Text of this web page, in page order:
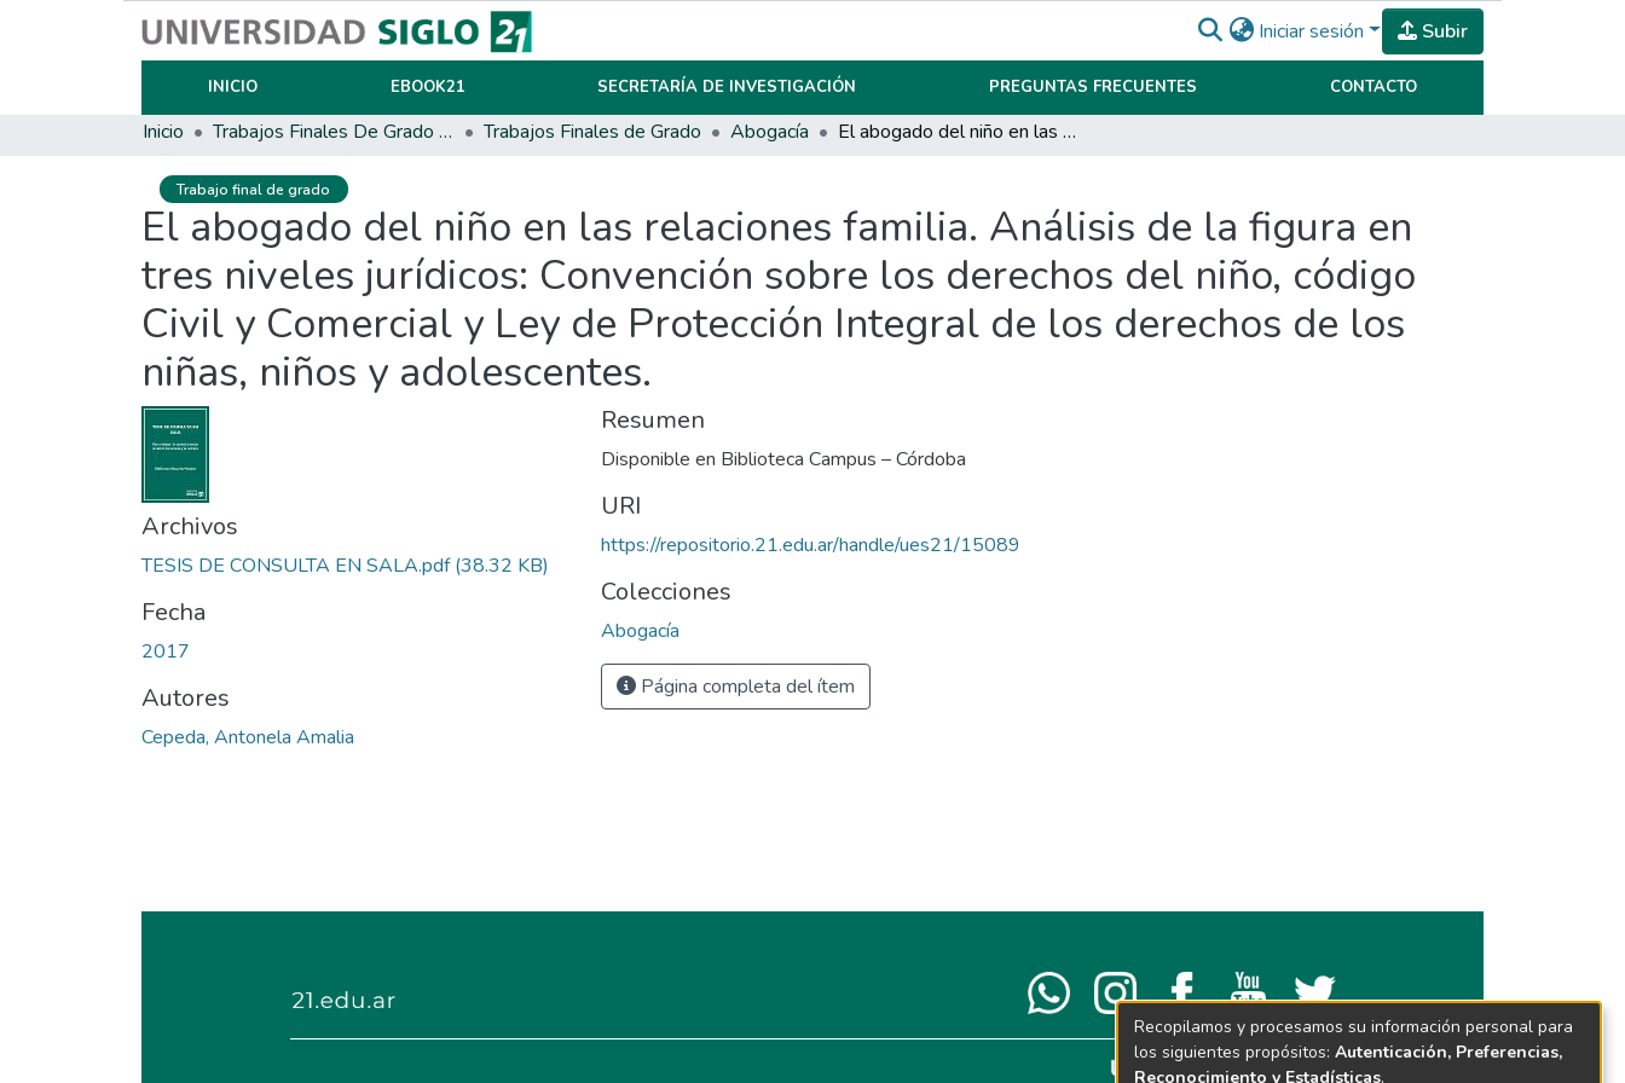
Iniciar sesión Subir
INICIO EBOOK21 SECRETARÍA DE INVESTIGACIÓN PREGUNTAS FRECUENTES CONTACTO
Inicio Trabajos Finales De Grado Y Posgrado Trabajos Finales de Grado Abogacía El abogado del niño en las relaciones familia. Análisis de la figura en tres niveles jurídicos: Convención sobre los derechos del niño, código Civil y Comercial y Ley de Protección Integral de los derechos de los niñas, niños y adolescentes.
Trabajo final de grado
El abogado del niño en las relaciones familia. Análisis de la figura en
tres niveles jurídicos: Convención sobre los derechos del niño, código
Civil y Comercial y Ley de Protección Integral de los derechos de los
niñas, niños y adolescentes.
Archivos
TESIS DE CONSULTA EN SALA.pdf(38.32 KB)
Fecha
2017
Autores
Cepeda, Antonela Amalia
Resumen
Disponible en Biblioteca Campus – Córdoba
URI
https://repositorio.21.edu.ar/handle/ues21/15089
Colecciones
Abogacía
Página completa del ítem
Recopilamos y procesamos su información personal para
los siguientes propósitos: Autenticación, Preferencias,
Reconocimiento y Estadísticas.